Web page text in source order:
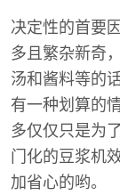
决定性的首要
多且繁杂新奇
汤和酱料等的
有一种划算的
多仅仅只是为
门化的豆浆机
加省心的哟。